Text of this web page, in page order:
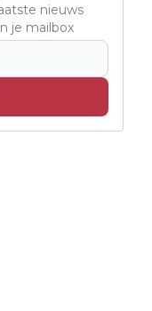
nieuws
je mailbox